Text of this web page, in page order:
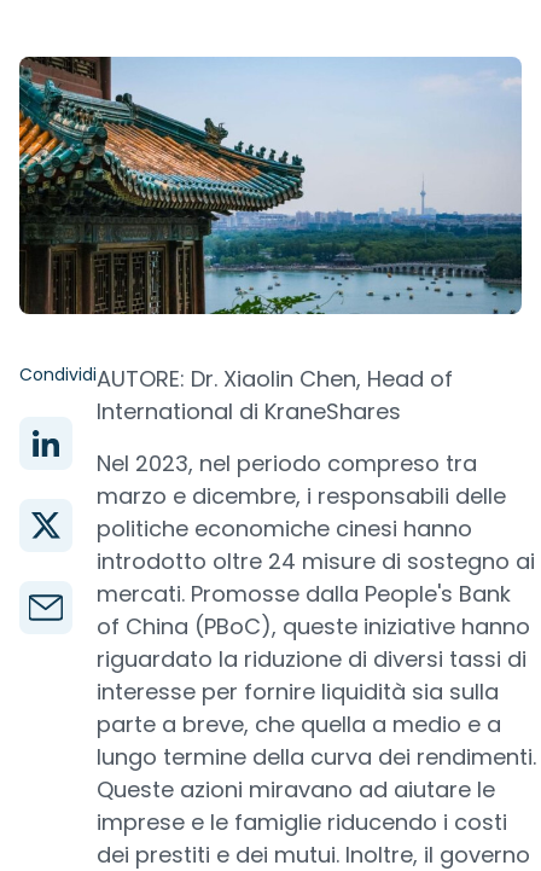
CondividiAUTORE: Dr. Xiaolin Chen, Head of
International di KraneShares
Nel 2023, nel periodo compreso tra
marzo e dicembre, i responsabili delle
politiche economiche cinesi hanno
introdotto oltre 24 misure di sostegno ai
mercati. Promosse dalla People's Bank
of China (PBoC), queste iniziative hanno
riguardato la riduzione di diversi tassi di
interesse per fornire liquidità sia sulla
parte a breve, che quella a medio e a
lungo termine della curva dei rendimenti.
Queste azioni miravano ad aiutare le
imprese e le famiglie riducendo i costi
dei prestiti e dei mutui. Inoltre, il governo